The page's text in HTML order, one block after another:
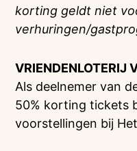
korting geldt niet
verhuringen/
VRIENDENLOTERIJ
Als deelnemer van
50% korting tickets
voorstellingen bij